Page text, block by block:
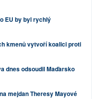
EU by byl rychlý
kmenů vytvoří koalici proti
dnes odsoudil Maďarsko
mejdan Theresy Mayové